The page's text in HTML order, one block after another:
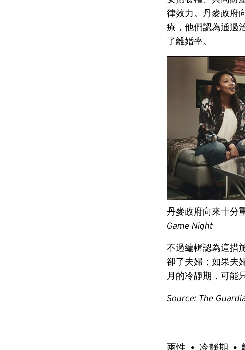
律效力。丹麥政府
療，他們認為通過
了離婚率。
丹麥政府向來十分
Game Night
不過編輯認為這措
卻了夫婦；如果夫
月的冷靜期，可能
Source: The